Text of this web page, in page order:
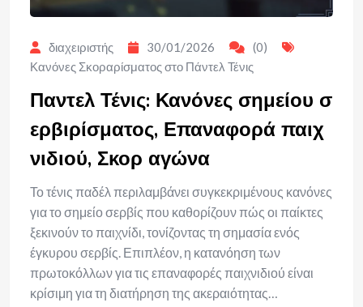
διαχειριστής 30/01/2026
(0)
Κανόνες Σκοραρίσματος στο Πάντελ Τένις
Παντελ Τένις: Κανόνες σημείου σ
ερβιρίσματος, Επαναφορά παιχ
νιδιού, Σκορ αγώνα
Το τένις παδέλ περιλαμβάνει συγκεκριμένους κανόνες
για το σημείο σερβίς που καθορίζουν πώς οι παίκτες
ξεκινούν το παιχνίδι, τονίζοντας τη σημασία ενός
έγκυρου σερβίς. Επιπλέον, η κατανόηση των
πρωτοκόλλων για τις επαναφορές παιχνιδιού είναι
κρίσιμη για τη διατήρηση της ακεραιότητας…